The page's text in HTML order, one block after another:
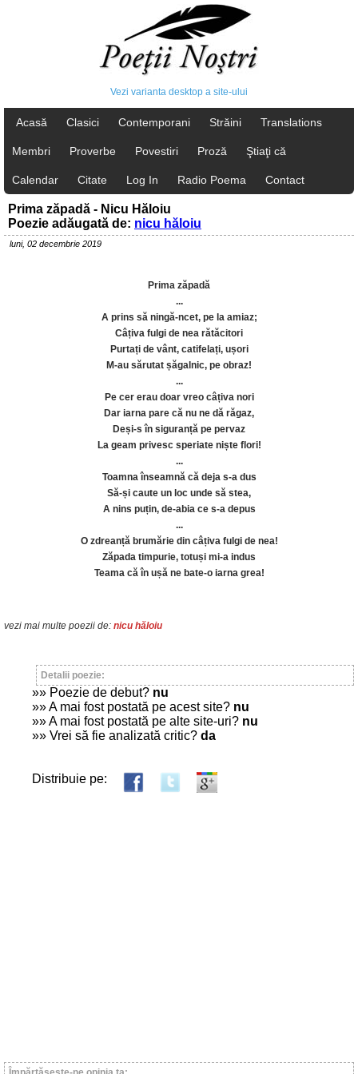
Vezi varianta desktop a site-ului
Acasă Clasici Contemporani Străini Translations
Membri Proverbe Povestiri Proză Ştiaţi că
Calendar Citate Log In Radio Poema Contact
Prima zăpadă - Nicu Hăloiu
Poezie adăugată de: nicu hăloiu
luni, 02 decembrie 2019
Prima zăpadă
...
A prins să ningă-ncet, pe la amiaz;
Câțiva fulgi de nea rătăcitori
Purtați de vânt, catifelați, ușori
M-au sărutat șăgalnic, pe obraz!
...
Pe cer erau doar vreo câțiva nori
Dar iarna pare că nu ne dă răgaz,
Deși-s în siguranță pe pervaz
La geam privesc speriate niște flori!
...
Toamna înseamnă că deja s-a dus
Să-și caute un loc unde să stea,
A nins puțin, de-abia ce s-a depus
...
O zdreanță brumărie din câțiva fulgi de nea!
Zăpada timpurie, totuși mi-a indus
Teama că în ușă ne bate-o iarna grea!
vezi mai multe poezii de: nicu hăloiu
Detalii poezie:
»» Poezie de debut? nu
»» A mai fost postată pe acest site? nu
»» A mai fost postată pe alte site-uri? nu
»» Vrei să fie analizată critic? da
Distribuie pe: